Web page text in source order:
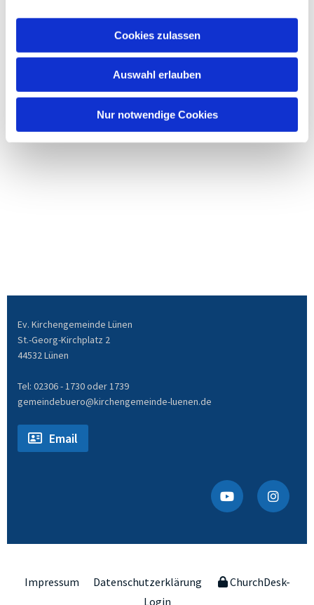
Cookies zulassen
Auswahl erlauben
Nur notwendige Cookies
Ev. Kirchengemeinde Lünen
St.-Georg-Kirchplatz 2
44532 Lünen
Tel: 02306 - 1730 oder 1739
gemeindebuero@kirchengemeinde-luenen.de
Email
Impressum Datenschutzerklärung
ChurchDesk-
Login